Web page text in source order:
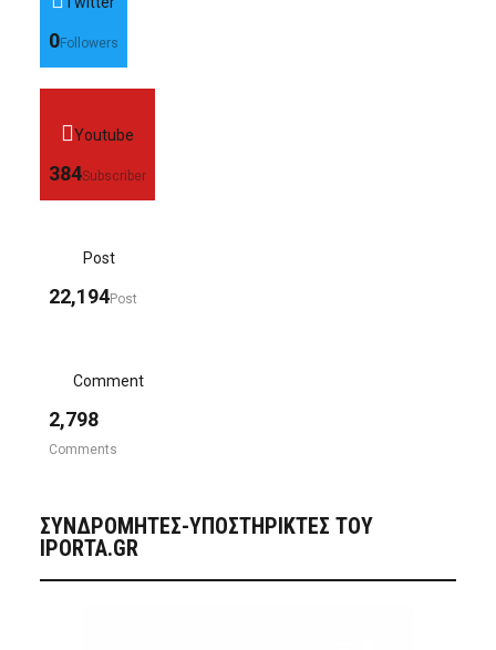
0Followers
Youtube
384Subscriber
Post
22,194Post
Comment
2,798
Comments
ΣΥΝΔΡΟΜΗΤΈΣ-ΥΠΟΣΤΗΡΙΚΤΈΣ ΤΟΥ
IPORTA.GR